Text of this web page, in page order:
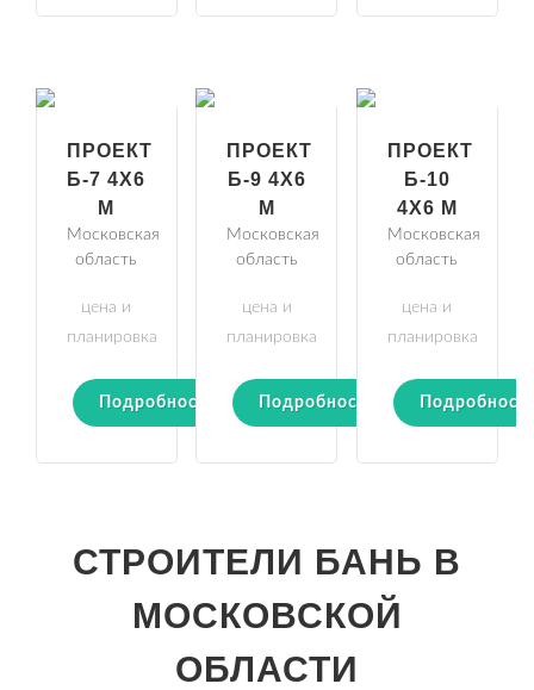
ПРОЕКТ
Б-7 4Х6
М
Московская
область
цена и
планировка
Подробности
ПРОЕКТ
Б-9 4Х6
М
Московская
область
цена и
планировка
Подробности
ПРОЕКТ
Б-10
4Х6 М
Московская
область
цена и
планировка
СТРОИТЕЛИ БАНЬ В
МОСКОВСКОЙ
ОБЛАСТИ